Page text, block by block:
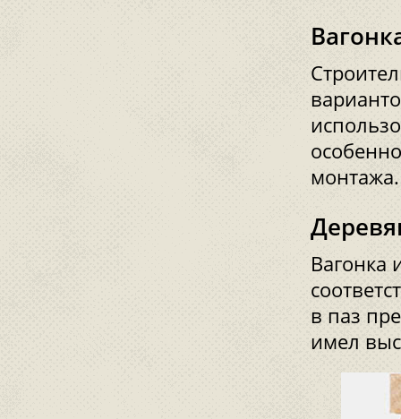
монтажа.
Вагонка
в паз
имел